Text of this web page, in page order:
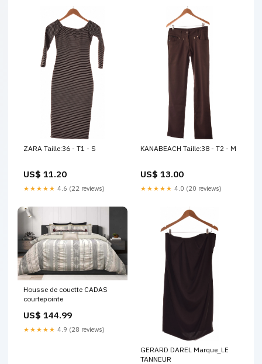
ZARA Taille:36 - T1 - S
US$ 11.20
★★★★★ 4.6 (22 reviews)
KANABEACH Taille:38 - T2 - M
US$ 13.00
★★★★★ 4.0 (20 reviews)
Housse de couette CADAS
courtepointe
US$ 144.99
★★★★★ 4.9 (28 reviews)
GERARD DAREL Marque_LE
TANNEUR